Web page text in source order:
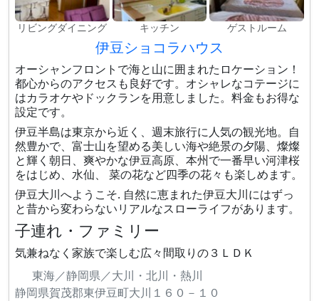
リビングダイニング キッチン ゲストルーム
伊豆ショコラハウス
オーシャンフロントで海と山に囲まれたロケーション！
都心からのアクセスも良好です。オシャレなコテージに
はカラオケやドックランを用意しました。料金もお得な
設定です。
伊豆半島は東京から近く、週末旅行に人気の観光地。自
然豊かで、富士山を望める美しい海や絶景の夕陽、燦燦
と輝く朝日、爽やかな伊豆高原、本州で一番早い河津桜
をはじめ、水仙、 菜の花など四季の花々も楽しめます。
伊豆大川へようこそ. 自然に恵まれた伊豆大川にはずっ
と昔から変わらないリアルなスローライフがあります。
子連れ・ファミリー
気兼ねなく家族で楽しむ広々間取りの３ＬＤＫ
東海／静岡県／大川・北川・熱川
静岡県賀茂郡東伊豆町大川１６０－１０